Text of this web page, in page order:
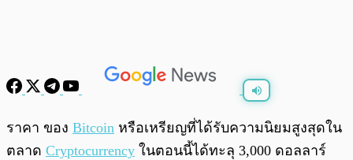
0:00
ราคา ของ Bitcoin หรือเหรียญที่ได้รับความนิยมสูงสุดใน
ตลาด Cryptocurrency ในตอนนี้ได้ทะลุ 3,000 ดอลลาร์